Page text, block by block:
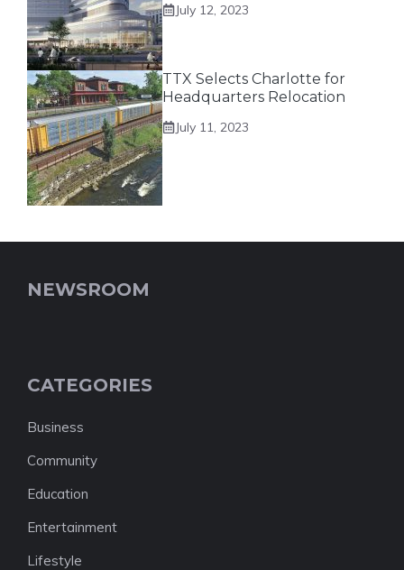
July 12, 2023
TTX Selects Charlotte for
Headquarters Relocation
July 11, 2023
NEWSROOM
CATEGORIES
Business
Community
Education
Entertainment
Lifestyle